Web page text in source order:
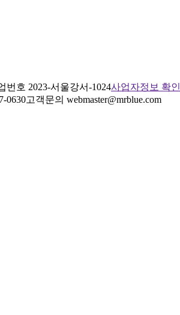
번호 2023-서울강서-1024사업자정보 확인
0630고객문의 webmaster@mrblue.com